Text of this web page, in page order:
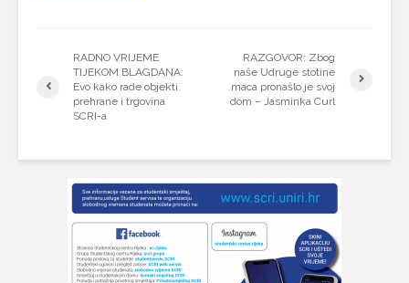
RADNO VRIJEME
TIJEKOM BLAGDANA:
Evo kako rade objekti
prehrane i trgovina
SCRI-a
RAZGOVOR: Zbog
naše Udruge stotine
maca pronašlo je svoj
dom – Jasminka Curl